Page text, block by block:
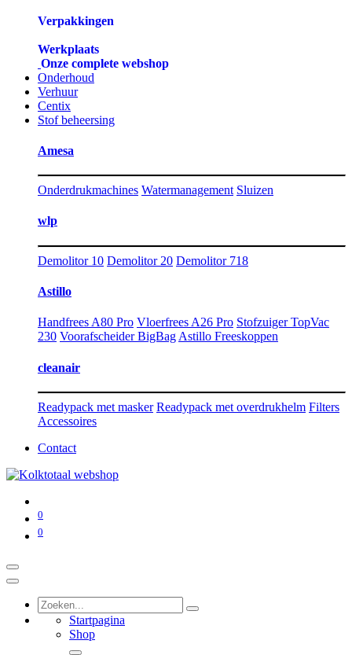
Verpakkingen
Werkplaats
Onze complete webshop
Onderhoud
Verhuur
Centix
Stof beheersing
Amesa
Onderdrukmachines Watermanagement Sluizen
wlp
Demolitor 10 Demolitor 20 Demolitor 718
Astillo
Handfrees A80 Pro Vloerfrees A26 Pro Stofzuiger TopVac
230 Voorafscheider BigBag Astillo Freeskoppen
cleanair
Readypack met masker Readypack met overdrukhelm Filters
Accessoires
Contact
0
0
Startpagina
Shop